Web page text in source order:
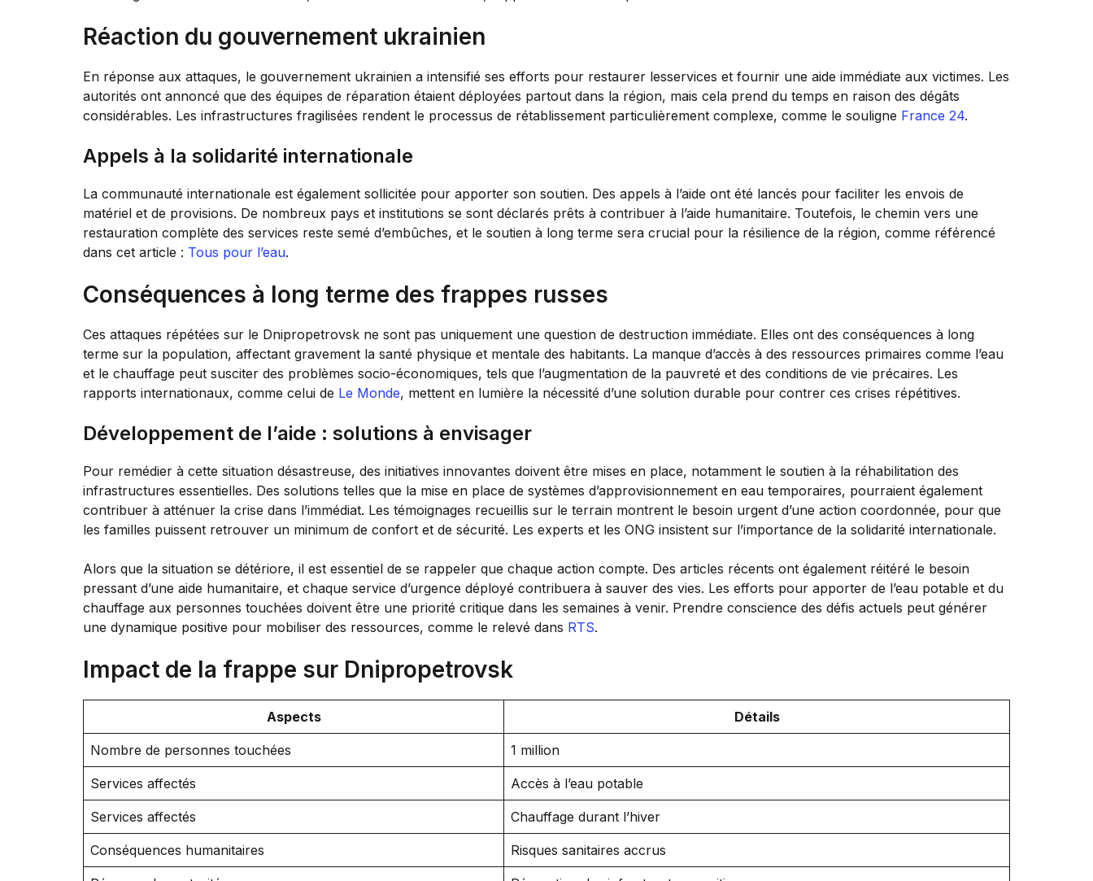
Réaction du gouvernement ukrainien
En réponse aux attaques, le gouvernement ukrainien a intensifié ses efforts pour restaurer lesservices et fournir une aide immédiate aux victimes. Les
autorités ont annoncé que des équipes de réparation étaient déployées partout dans la région, mais cela prend du temps en raison des dégâts
considérables. Les infrastructures fragilisées rendent le processus de rétablissement particulièrement complexe, comme le souligne France 24.
Appels à la solidarité internationale
La communauté internationale est également sollicitée pour apporter son soutien. Des appels à l’aide ont été lancés pour faciliter les envois de
matériel et de provisions. De nombreux pays et institutions se sont déclarés prêts à contribuer à l’aide humanitaire. Toutefois, le chemin vers une
restauration complète des services reste semé d’embûches, et le soutien à long terme sera crucial pour la résilience de la région, comme référencé
dans cet article : Tous pour l’eau.
Conséquences à long terme des frappes russes
Ces attaques répétées sur le Dnipropetrovsk ne sont pas uniquement une question de destruction immédiate. Elles ont des conséquences à long
terme sur la population, affectant gravement la santé physique et mentale des habitants. La manque d’accès à des ressources primaires comme l’eau
et le chauffage peut susciter des problèmes socio-économiques, tels que l’augmentation de la pauvreté et des conditions de vie précaires. Les
rapports internationaux, comme celui de Le Monde, mettent en lumière la nécessité d’une solution durable pour contrer ces crises répétitives.
Développement de l’aide : solutions à envisager
Pour remédier à cette situation désastreuse, des initiatives innovantes doivent être mises en place, notamment le soutien à la réhabilitation des
infrastructures essentielles. Des solutions telles que la mise en place de systèmes d’approvisionnement en eau temporaires, pourraient également
contribuer à atténuer la crise dans l’immédiat. Les témoignages recueillis sur le terrain montrent le besoin urgent d’une action coordonnée, pour que
les familles puissent retrouver un minimum de confort et de sécurité. Les experts et les ONG insistent sur l’importance de la solidarité internationale.
Alors que la situation se détériore, il est essentiel de se rappeler que chaque action compte. Des articles récents ont également réitéré le besoin
pressant d’une aide humanitaire, et chaque service d’urgence déployé contribuera à sauver des vies. Les efforts pour apporter de l’eau potable et du
chauffage aux personnes touchées doivent être une priorité critique dans les semaines à venir. Prendre conscience des défis actuels peut générer
une dynamique positive pour mobiliser des ressources, comme le relevé dans RTS.
Impact de la frappe sur Dnipropetrovsk
Aspects Détails
Nombre de personnes touchées 1 million
Services affectés Accès à l’eau potable
Services affectés Chauffage durant l’hiver
Conséquences humanitaires Risques sanitaires accrus